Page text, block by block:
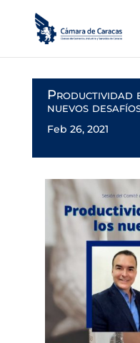
Productividad
nuevos
Feb 26, 2021